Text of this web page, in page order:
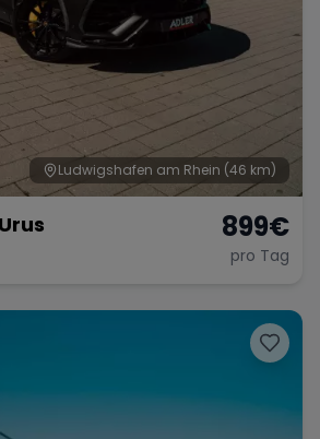
Ludwigshafen am Rhein (46 km)
899€
pro Tag